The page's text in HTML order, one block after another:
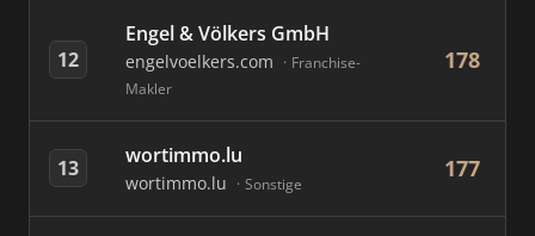
12
Engel & Völkers GmbH
engelvoelkers.com
Franchise-
Makler
178
13 wortimmo.lu
wortimmo.lu Sonstige
177